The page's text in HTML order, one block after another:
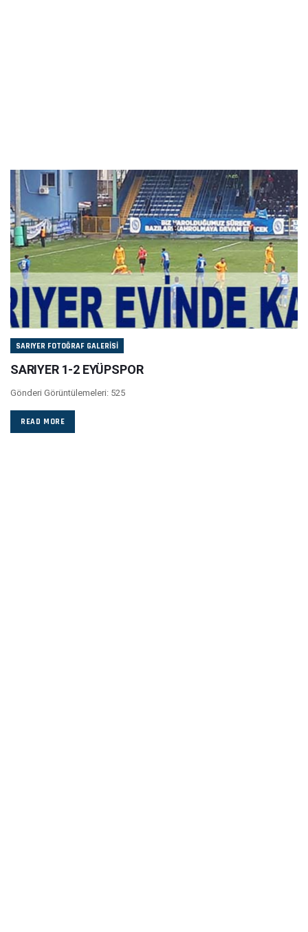
SARIYER FOTOĞRAF GALERISI
SARIYER 1-2 EYÜPSPOR
Gönderi Görüntülemeleri: 525
READ MORE